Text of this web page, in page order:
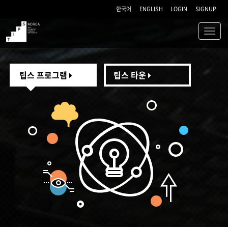
한국어 ENGLISH LOGIN SIGNUP
TIPS
팁스 프로그램 팁스 타운